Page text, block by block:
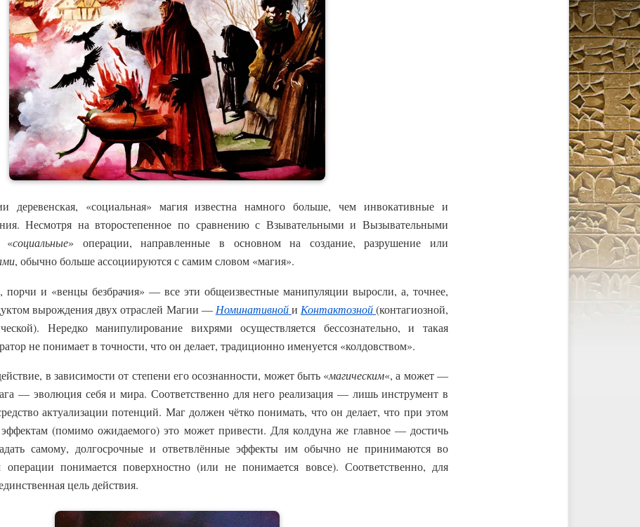
деревенская, «социальная» магия известна намного больше, чем инвокативные и
Несмотря на второстепенное по сравнению с Взывательными и Вызывательными
«социальные» операции, направленные в основном на создание, разрушение или
, обычно больше ассоциируются с самим словом «магия».
порчи и «венцы безбрачия» — все эти общеизвестные манипуляции выросли, а, точнее,
вырождения двух отраслей Магии — Номинативной и Контактозной(контагиозной,
Нередко манипулирование вихрями осуществляется бессознательно, и такая
не понимает в точности, что он делает, традиционно именуется «колдовством».
в зависимости от степени его осознанности, может быть «магическим«, а может —
— эволюция себя и мира. Соответственно для него реализация — лишь инструмент в
актуализации потенций. Маг должен чётко понимать, что он делает, что при этом
(помимо ожидаемого) это может привести. Для колдуна же главное — достичь
самому, долгосрочные и ответвлённые эффекты им обычно не принимаются во
понимается поверхностно (или не понимается вовсе). Соответственно, для
цель действия.